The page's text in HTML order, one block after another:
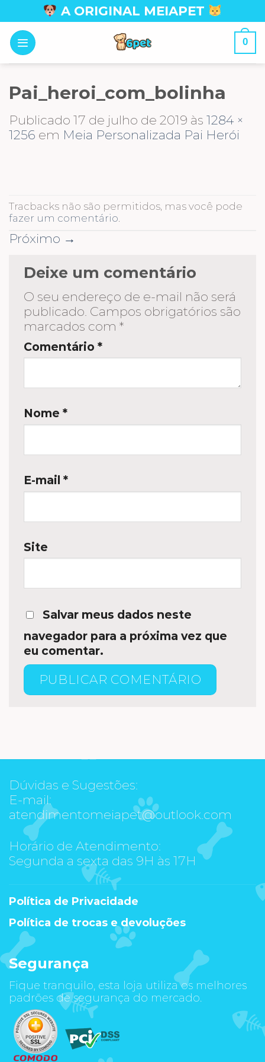
to
content
A ORIGINAL MEIAPET
0
Pai_heroi_com_bolinha
Publicado 17 de julho de 2019 às 1284 ×
1256 em Meia Personalizada Pai Herói
Tracbacks não são permitidos, mas você pode
fazer um comentário.
Próximo →
Deixe um comentário
O seu endereço de e-mail não será
publicado. Campos obrigatórios são
marcados com *
Comentário *
Nome *
E-mail *
Site
Salvar meus dados neste
navegador para a próxima vez que
eu comentar.
Dúvidas e Sugestões:
E-mail:
atendimentomeiapet@outlook.com
Horário de Atendimento:
Segunda a sexta das 9H às 17H
Política de Privacidade
Política de trocas e devoluções
Segurança
Fique tranquilo, esta loja utiliza os melhores
padrões de segurança do mercado.